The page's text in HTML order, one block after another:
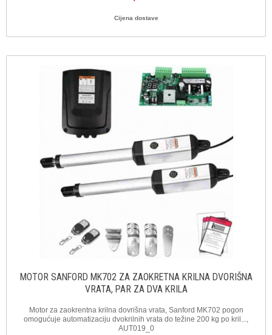
Cijena dostave
MOTOR SANFORD MK702 ZA ZAOKRETNA KRILNA DVORIŠNA
VRATA, PAR ZA DVA KRILA
Motor za zaokrentna krilna dovrišna vrata, Sanford MK702 pogon
omogućuje automatizaciju dvokrilnih vrata do težine 200 kg po kril...,
AUT019_0